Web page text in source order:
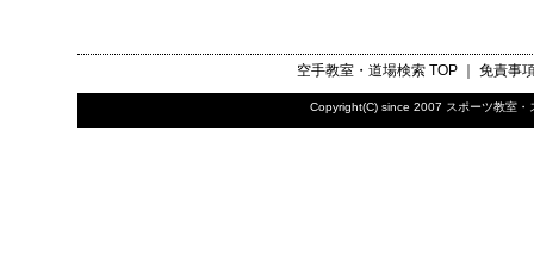
空手教室・道場検索TOP ｜ 免責事
Copyright(C) since 2007 スポーツ教室・